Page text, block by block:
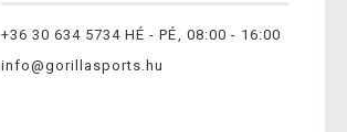
+36 30 634 5734 HÉ - PÉ, 08:00 - 16:00
info@gorillasports.hu